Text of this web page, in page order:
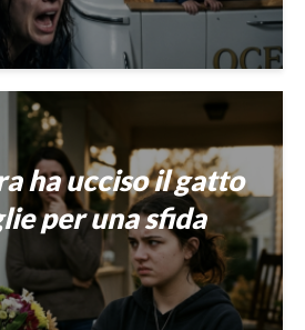
ha ucciso il gatto
per una sfida